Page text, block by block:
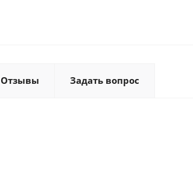
Отзывы Задать вопрос